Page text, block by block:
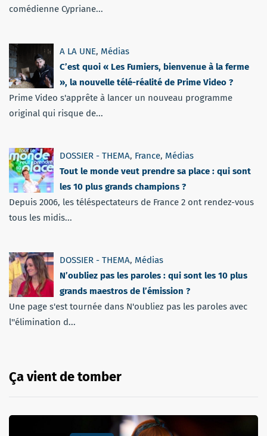
comédienne Cypriane...
A LA UNE, Médias
C’est quoi « Les Fumiers, bienvenue à la ferme
», la nouvelle télé-réalité de Prime Video ?
Prime Video s'apprête à lancer un nouveau programme
original qui risque de...
DOSSIER - THEMA, France, Médias
Tout le monde veut prendre sa place : qui sont
les 10 plus grands champions ?
Depuis 2006, les téléspectateurs de France 2 ont rendez-vous
tous les midis...
DOSSIER - THEMA, Médias
N’oubliez pas les paroles : qui sont les 10 plus
grands maestros de l’émission ?
Une page s'est tournée dans N'oubliez pas les paroles avec
l''élimination d...
Ça vient de tomber